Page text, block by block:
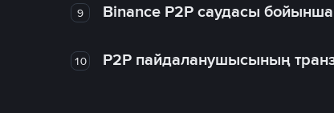
9 Binance P2P саудасы
10 P2P пайдаланушысының